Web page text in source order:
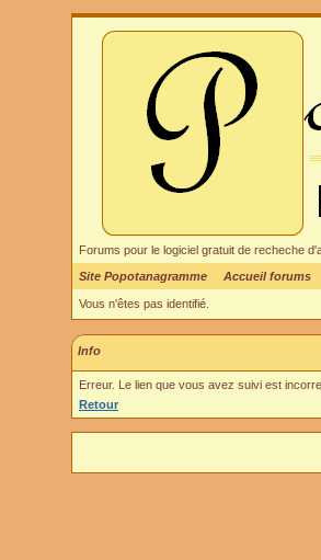
Forums pour le logiciel gratuit de recheche
Site Popotanagramme
Accueil forums
Vous n'êtes pas identifié.
Info
Erreur. Le lien que vous avez suivi est
Retour